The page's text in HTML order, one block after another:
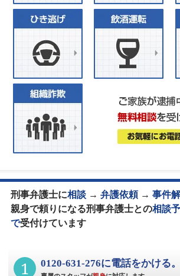
刑事弁護士に相談→ 弁護依頼 → 事件
親身で頼りになる刑事弁護士との相談
で受付けています
1 0120-631-276に電話をかける。